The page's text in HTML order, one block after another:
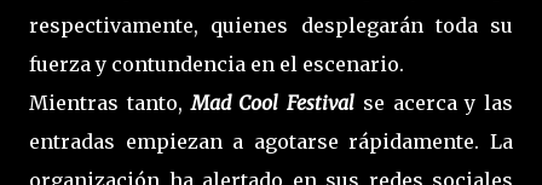
respectivamente, quienes desplegarán toda su
fuerza y contundencia en el escenario.
Mientras tanto,Mad Cool Festival se acerca y las
entradas empiezan a agotarse rápidamente. La
organización ha alertado en sus redes sociales